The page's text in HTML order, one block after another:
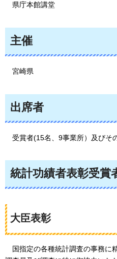
県庁本館講堂
主催
宮崎県
出席者
受賞者(15名、9事業所）及びそ
統計功績者表彰受賞
大臣表彰
国指定の各種統計調査の事務に